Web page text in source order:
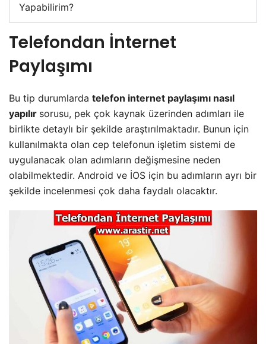
Yapabilirim?
Telefondan İnternet
Paylaşımı
Bu tip durumlarda telefon internet paylaşımı nasıl
yapılır sorusu, pek çok kaynak üzerinden adımları ile
birlikte detaylı bir şekilde araştırılmaktadır. Bunun için
kullanılmakta olan cep telefonun işletim sistemi de
uygulanacak olan adımların değişmesine neden
olabilmektedir. Android ve İOS için bu adımların ayrı bir
şekilde incelenmesi çok daha faydalı olacaktır.